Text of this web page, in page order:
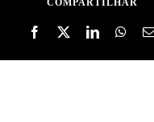
COMPARTILHAR